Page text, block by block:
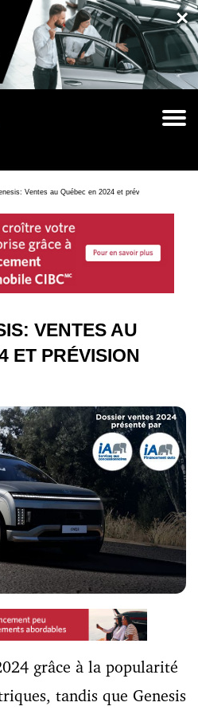
×
Ventes au Québec en 2024 et prévision pour 2025
VENTES AU
ET PRÉVISION
grâce à la popularité
tandis que Genesis